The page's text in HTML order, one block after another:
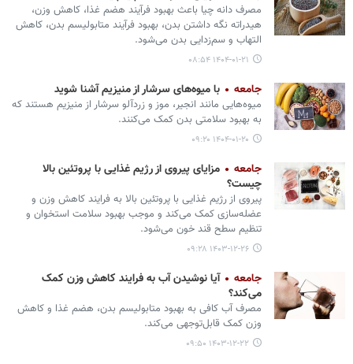
مصرف دانه چیا باعث بهبود فرآیند هضم غذا، کاهش وزن،
هیدراته نگه داشتن بدن، بهبود فرآیند متابولیسم بدن، کاهش
التهاب و سم‌زدایی بدن می‌‏شود.
۱۴۰۴-۰۱-۲۱ ۰۸:۵۴
جامعه با میوه‌های سرشار از منیزیم آشنا شوید
میوه‌هایی مانند انجیر، موز و زردآلو سرشار از منیزیم هستند که
به بهبود سلامتی بدن کمک می‌کنند.
۱۴۰۴-۰۱-۲۰ ۰۹:۲۰
جامعه
مزایای پیروی از رژیم غذایی با پروتئین بالا
چیست؟
پیروی از رژیم غذایی با پروتئین بالا به فرایند کاهش وزن و
عضله‌سازی کمک می‌کند و موجب بهبود سلامت استخوان و
تنظیم سطح قند خون می‏‌شود.
۱۴۰۳-۱۲-۲۶ ۰۹:۲۸
جامعه
آیا نوشیدن آب به فرایند کاهش وزن کمک
می‌کند؟
مصرف آب کافی به بهبود متابولیسم بدن، هضم غذا و کاهش
وزن کمک قابل‌توجهی می‌کند.
۱۴۰۳-۱۲-۲۲ ۰۹:۵۰